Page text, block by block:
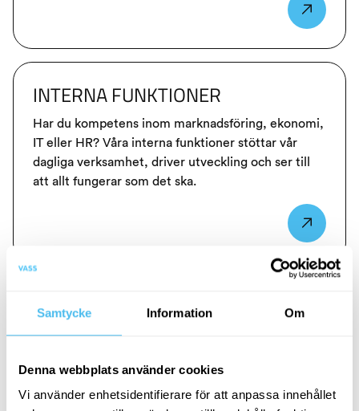
Samtycke Information Om
Denna webbplats använder cookies
Vi använder enhetsidentifierare för att anpassa innehållet
INTERNA FUNKTIONER
Har du kompetens inom marknadsföring, ekonomi,
IT eller HR? Våra interna funktioner stöttar vår
dagliga verksamhet, driver utveckling och ser till
att allt fungerar som det ska.
Alla lediga tjänster